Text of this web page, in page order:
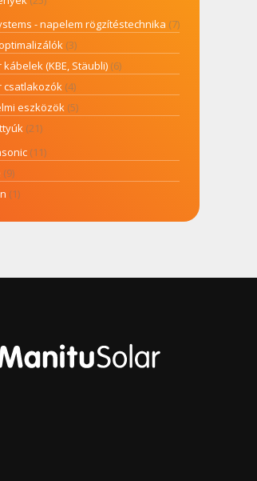
- napelem rögzítéstechnika (7)
(3)
kábelek (KBE, Stäubli) (6)
csatlakozók (4)
eszközök (5)
(21)
(11)
(9)
(1)